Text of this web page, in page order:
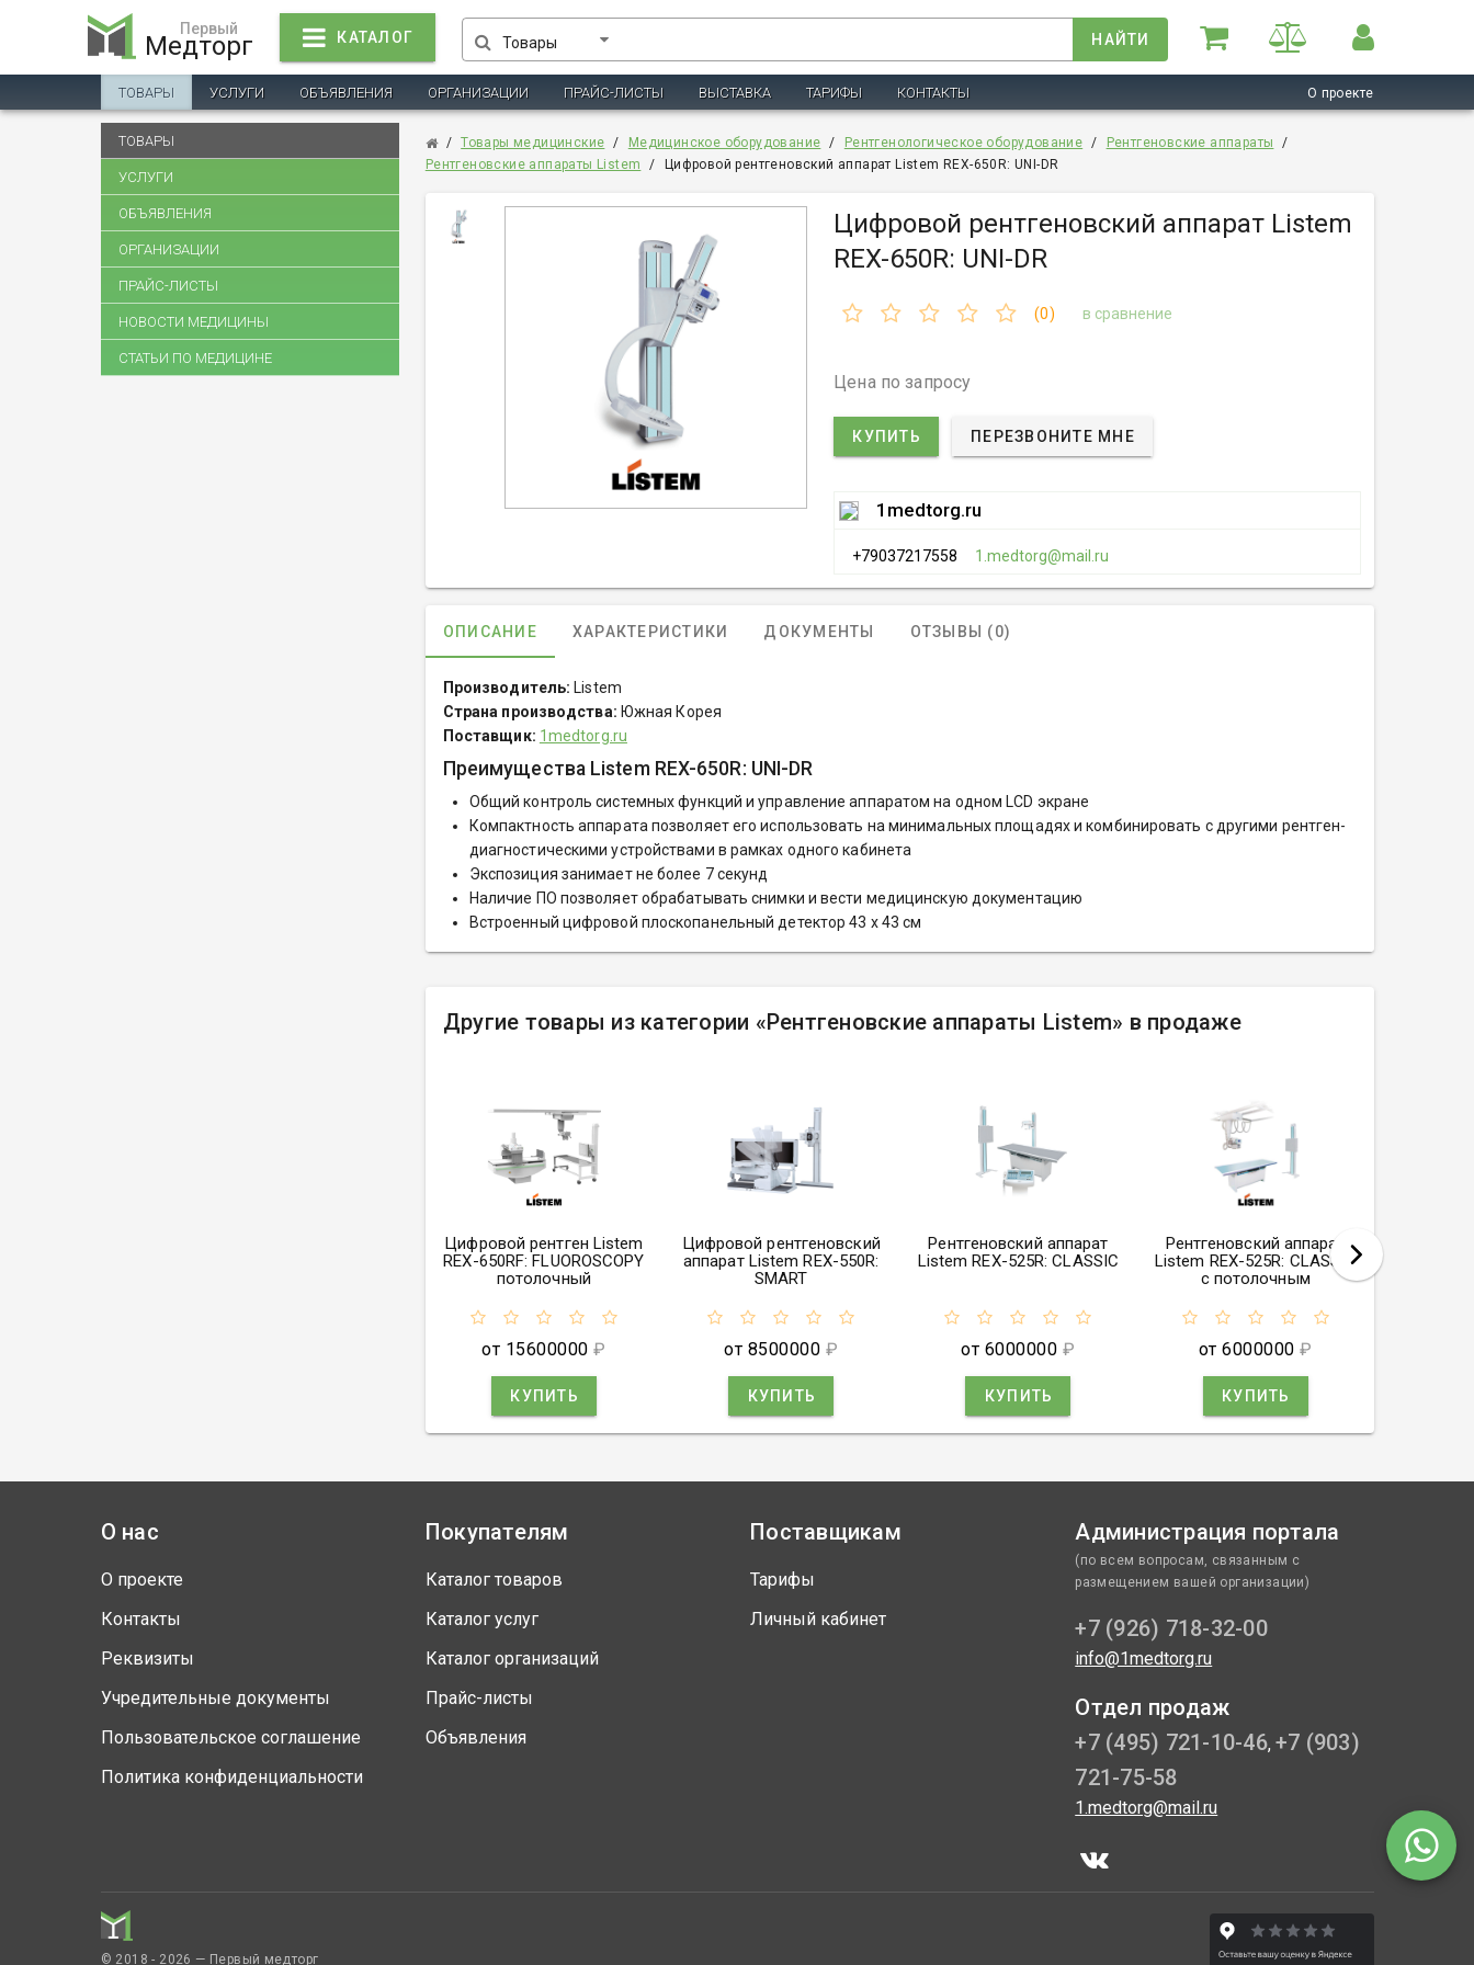
Первый
Медторг КАТАЛОГ Товары НАЙТИ
ТОВАРЫ УСЛУГИ ОБЪЯВЛЕНИЯ ОРГАНИЗАЦИИ ПРАЙС-ЛИСТЫ ВЫСТАВКА ТАРИФЫ КОНТАКТЫ О проекте
ТОВАРЫ
УСЛУГИ
ОБЪЯВЛЕНИЯ
ОРГАНИЗАЦИИ
ПРАЙС-ЛИСТЫ
НОВОСТИ МЕДИЦИНЫ
СТАТЬИ ПО МЕДИЦИНЕ
/ Товары медицинские / Медицинское оборудование / Рентгенологическое оборудование / Рентгеновские аппараты
/
Рентгеновские аппараты Listem
/ Цифровой рентгеновский аппарат Listem REX-650R: UNI-DR
Цифровой рентгеновский аппарат Listem
REX-650R: UNI-DR
(0) в сравнение
Цена по запросу
КУПИТЬ ПЕРЕЗВОНИТЕ МНЕ
1medtorg.ru
+79037217558 1.medtorg@mail.ru
ОПИСАНИЕ ХАРАКТЕРИСТИКИ ДОКУМЕНТЫ ОТЗЫВЫ (0)
Производитель: Listem
Страна производства: Южная Корея
Поставщик: 1medtorg.ru
Преимущества Listem REX-650R: UNI-DR
Общий контроль системных функций и управление аппаратом на одном LCD экране
Компактность аппарата позволяет его использовать на минимальных площадях и комбинировать с другими рентген-
диагностическими устройствами в рамках одного кабинета
Экспозиция занимает не более 7 секунд
Наличие ПО позволяет обрабатывать снимки и вести медицинскую документацию
Встроенный цифровой плоскопанельный детектор 43 х 43 см
Другие товары из категории «Рентгеновские аппараты Listem» в продаже
Цифровой рентген Listem
REX-650RF: FLUOROSCOPY
потолочный
от 15600000 ₽
КУПИТЬ
Цифровой рентгеновский
аппарат Listem REX-550R:
SMART
от 8500000 ₽
КУПИТЬ
Рентгеновский аппарат
Listem REX-525R: CLASSIC
от 6000000 ₽
КУПИТЬ
Рентгеновский аппарат
Listem REX-525R: CLASSIC
с потолочным
от 6000000 ₽
КУПИТЬ
О нас
О проекте
Контакты
Реквизиты
Учредительные документы
Пользовательское соглашение
Политика конфиденциальности
Покупателям
Каталог товаров
Каталог услуг
Каталог организаций
Прайс-листы
Объявления
Поставщикам
Тарифы
Личный кабинет
Администрация портала
(по всем вопросам, связанным с
размещением вашей организации)
+7 (926) 718-32-00
info@1medtorg.ru
Отдел продаж
+7 (495) 721-10-46, +7 (903)
721-75-58
1.medtorg@mail.ru
© 2018 - 2026 — Первый медторг